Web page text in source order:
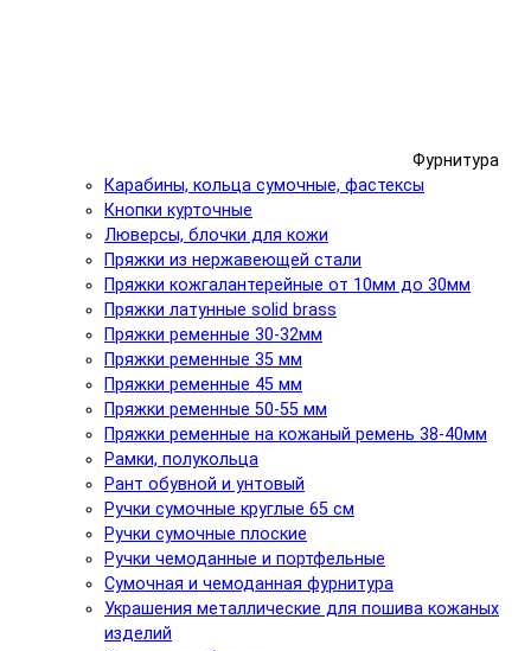
Фурнитура
Карабины, кольца сумочные, фастексы
Кнопки курточные
Люверсы, блочки для кожи
Пряжки из нержавеющей стали
Пряжки кожгалантерейные от 10мм до 30мм
Пряжки латунные solid brass
Пряжки ременные 30-32мм
Пряжки ременные 35 мм
Пряжки ременные 45 мм
Пряжки ременные 50-55 мм
Пряжки ременные на кожаный ремень 38-40мм
Рамки, полукольца
Рант обувной и унтовый
Ручки сумочные круглые 65 см
Ручки сумочные плоские
Ручки чемоданные и портфельные
Сумочная и чемоданная фурнитура
Украшения металлические для пошива кожаных
изделий